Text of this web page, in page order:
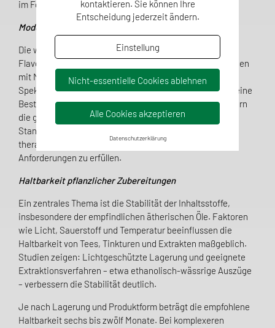
im Fokus der Forschung.
Moderne Analytik zur Qualitätssicherung
Die wirksamen Bestandteile – darunter ätherische Öle,
Flavonoide, Sesquiterpenlactone und Bitterstoffe – werden
mit Methoden wie HPLC, GC-MS, TLC und UV/VIS-
Spektroskopie analysiert. Diese Verfahren ermöglichen eine
Bestimmung der sogenannten Leitsubstanzen und sichern
die gleichbleibende Qualität pflanzlicher Arzneimittel.
Standardisierte Analysen sind unerlässlich, um
therapeutische Wirksamkeit und regulatorische
Anforderungen zu erfüllen.
Haltbarkeit pflanzlicher Zubereitungen
Ein zentrales Thema ist die Stabilität der Inhaltsstoffe,
insbesondere der empfindlichen ätherischen Öle. Faktoren
wie Licht, Sauerstoff und Temperatur beeinflussen die
Haltbarkeit von Tees, Tinkturen und Extrakten maßgeblich.
Studien zeigen: Lichtgeschützte Lagerung und geeignete
Extraktionsverfahren – etwa ethanolisch-wässrige Auszüge
– verbessern die Stabilität deutlich.
Je nach Lagerung und Produktform beträgt die empfohlene
Haltbarkeit sechs bis zwölf Monate. Bei komplexeren
kontaktieren. Sie können Ihre
Entscheidung jederzeit ändern.
Einstellung
Nicht-essentielle Cookies ablehnen
Alle Cookies akzeptieren
Datenschutzerklärung